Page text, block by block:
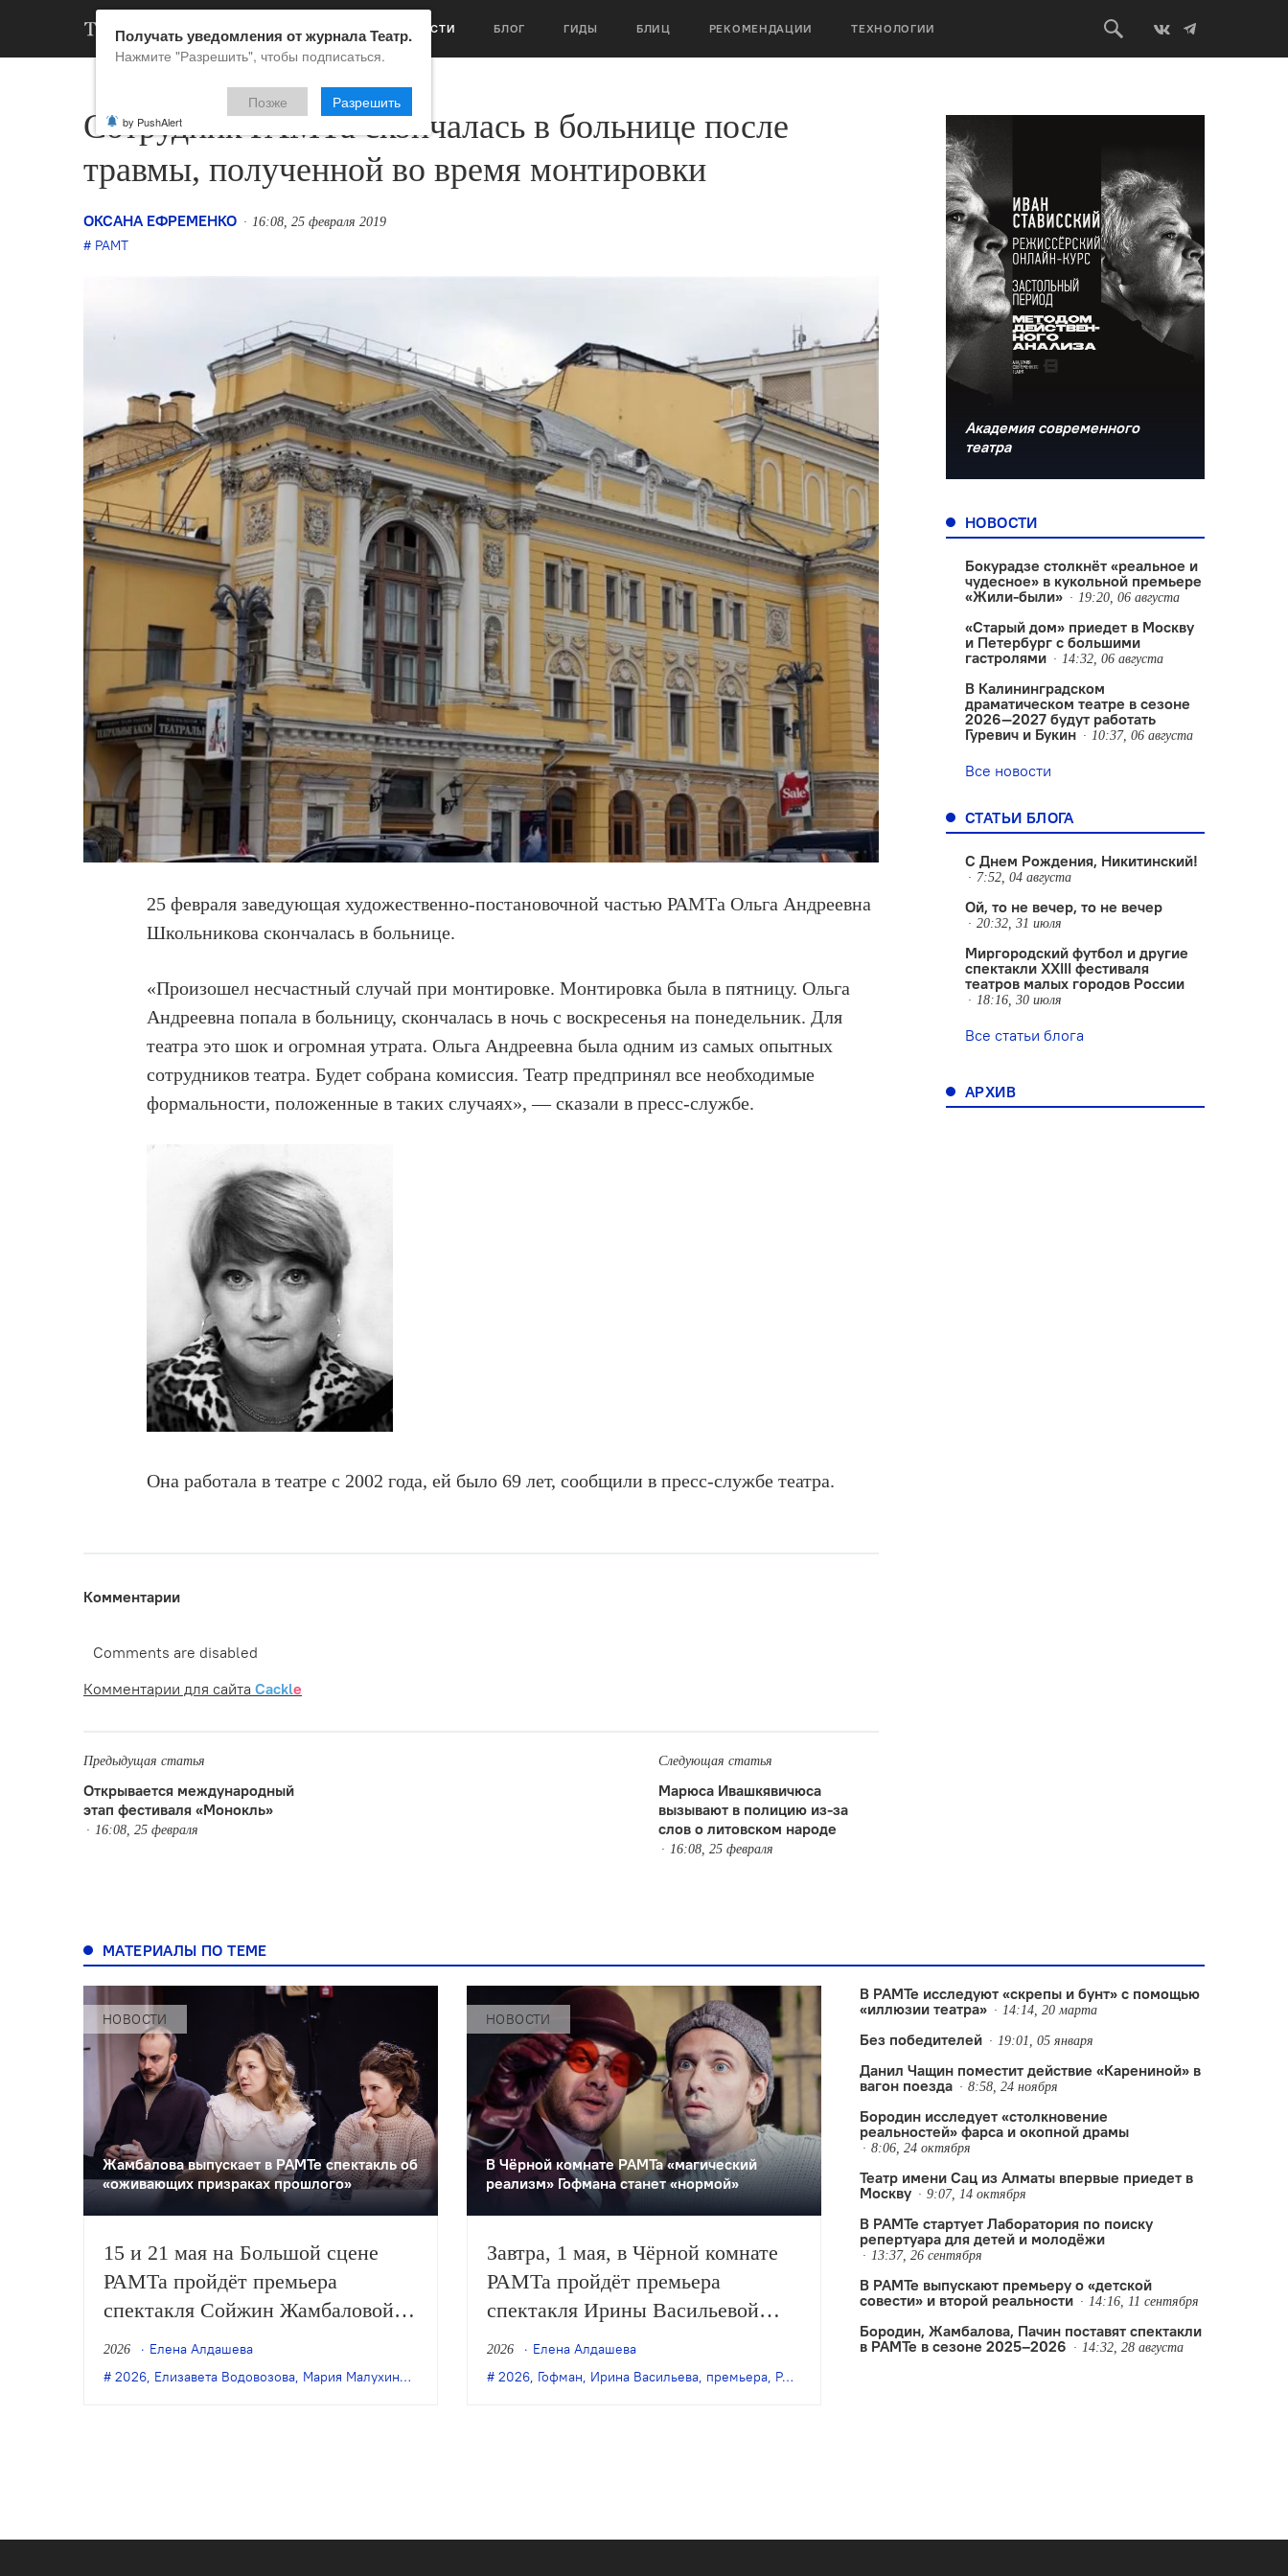
НОВОСТИ БЛОГ ГИДЫ БЛИЦ РЕКОМЕНДАЦИИ ТЕХНОЛОГИИ
Сотрудник РАМТа скончалась в больнице после
травмы, полученной во время монтировки
ОКСАНА ЕФРЕМЕНКО 16:08, 25 февраля 2019
РАМТ
25 февраля заведующая художественно-постановочной частью РАМТа Ольга Андреевна
Школьникова скончалась в больнице.
«Произошел несчастный случай при монтировке. Монтировка была в пятницу. Ольга
Андреевна попала в больницу, скончалась в ночь с воскресенья на понедельник. Для
театра это шок и огромная утрата. Ольга Андреевна была одним из самых опытных
сотрудников театра. Будет собрана комиссия. Театр предпринял все необходимые
формальности, положенные в таких случаях», — сказали в пресс-службе.
Она работала в театре с 2002 года, ей было 69 лет, сообщили в пресс-службе театра.
Комментарии
Comments are disabled
Комментарии для сайта Cackle
Предыдущая статья
Открывается международный
этап фестиваля «Монокль»
16:08, 25 февраля
Следующая статья
Марюса Ивашкявичюса
вызывают в полицию из-за
слов о литовском народе
16:08, 25 февраля
Академия современного
театра
НОВОСТИ
Бокурадзе столкнëт «реальное и
чудесное» в кукольной премьере
«Жили-были»
19:20, 06 августа
«Старый дом» приедет в Москву
и Петербург с большими
гастролями
14:32, 06 августа
В Калининградском
драматическом театре в сезоне
2026—2027 будут работать
Гуревич и Букин
10:37, 06 августа
Все новости
СТАТЬИ БЛОГА
С Днем Рождения, Никитинский!
7:52, 04 августа
Ой, то не вечер, то не вечер
20:32, 31 июля
Миргородский футбол и другие
спектакли XXIII фестиваля
театров малых городов России
18:16, 30 июля
Все статьи блога
АРХИВ
МАТЕРИАЛЫ ПО ТЕМЕ
НОВОСТИ
Жамбалова выпускает в РАМТе спектакль об
«оживающих призраках прошлого»
15 и 21 мая на Большой сцене
РАМТа пройдёт премьера
спектакля Сойжин Жамбаловой
«История одного детства» (12+)
по одноимённой книге Елизаветы
2026
Елена Алдашева
2026, Елизавета Водовозова, Мария Малухина , РАМТ,Сойжин Жамбалова
НОВОСТИ
В Чёрной комнате РАМТа «магический
реализм» Гофмана станет «нормой»
Завтра, 1 мая, в Чёрной комнате
РАМТа пройдёт премьера
спектакля Ирины Васильевой
«Сказки Гофмана» (16+).
В основе — новеллы Эрнста
2026
Елена Алдашева
2026, Гофман, Ирина Васильева, премьера, РАМТ
В РАМТе исследуют «скрепы и бунт» с помощью
«иллюзии театра»
14:14, 20 марта
Без победителей 19:01, 05 января
Данил Чащин поместит действие «Карениной» в
вагон поезда
8:58, 24 ноября
Бородин исследует «столкновение
реальностей» фарса и окопной драмы
8:06, 24 октября
Театр имени Сац из Алматы впервые приедет в
Москву
9:07, 14 октября
В РАМТе стартует Лаборатория по поиску
репертуара для детей и молодёжи
13:37, 26 сентября
В РАМТе выпускают премьеру о «детской
совести» и второй реальности
14:16, 11 сентября
Бородин, Жамбалова, Пачин поставят спектакли
в РАМТе в сезоне 2025–2026
14:32, 28 августа
Получать уведомления от журнала Театр.
Нажмите "Разрешить", чтобы подписаться.
Позже Разрешить
by PushAlert